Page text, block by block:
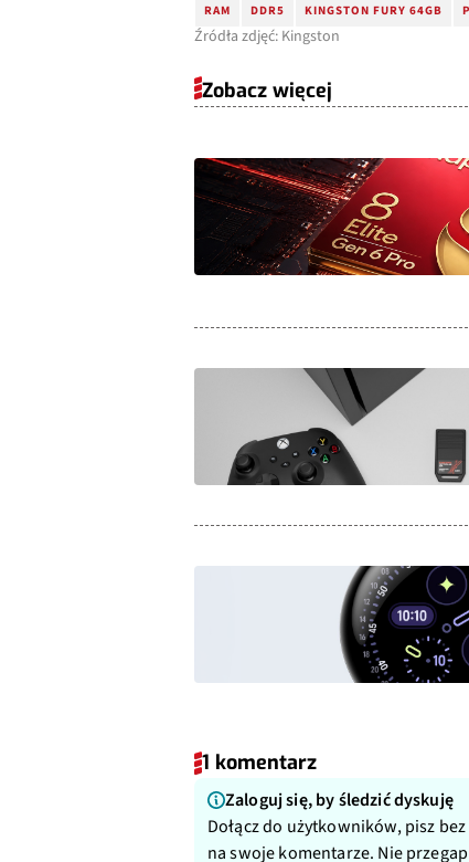
RAM DDR5 KINGSTON FURY 64GB
Źródła zdjęć: Kingston
Zobacz więcej
1 komentarz
Zaloguj się, by śledzić dyskuję
Dołącz do użytkowników, pisz
na swoje komentarze. Nie